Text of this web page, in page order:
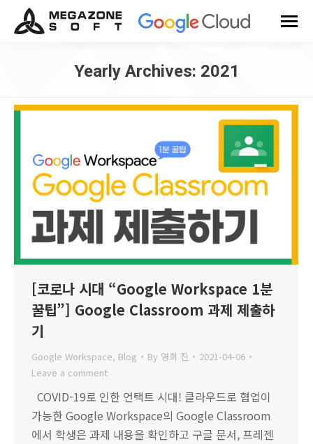
Yearly Archives: 2021
[코로나 시대 “Google Workspace 1분
꿀팁”] Google Classroom 과제 제출하
기
Google Workspace, Blog By 영희 진
2021-04-06
Leave a comment
COVID-19로 인한 언택트 시대! 클라우드로 협업이
가능한 Google Workspace의 Google Classroom
에서 학생은 과제 내용을 확인하고 구글 문서, 프레젠